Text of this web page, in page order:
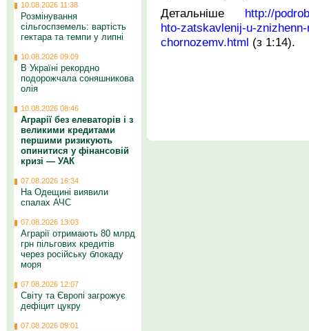
Детальніше http://
hto-zatskavlenij-u-
chornozemv.html (з 1:14).
10.08.2026 11:38
Розмінування
сільгоспземель: вартість
гектара та темпи у липні
10.08.2026 09:09
В Україні рекордно
подорожчала соняшникова
олія
10.08.2026 08:46
Аграрії без елеваторів і з
великими кредитами
першими ризикують
опинитися у фінансовій
кризі — УАК
07.08.2026 16:34
На Одещині виявили
спалах АЧС
07.08.2026 13:03
Аграрії отримають 80 млрд
грн пільгових кредитів
через російську блокаду
моря
07.08.2026 12:07
Світу та Європі загрожує
дефіцит цукру
07.08.2026 09:01